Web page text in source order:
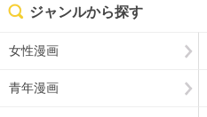
ジャンルから探す
女性漫画
青年漫画